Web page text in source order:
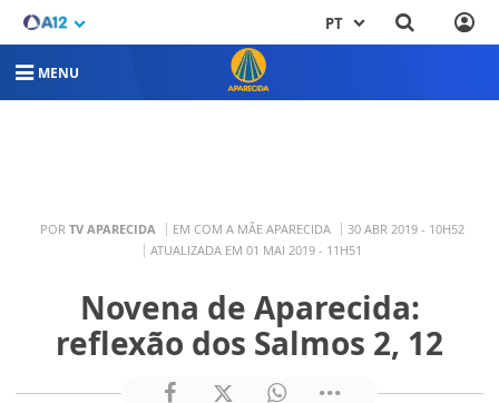
PT
MENU
POR TV APARECIDA EM COM A MÃE APARECIDA
30 ABR 2019 - 10H52
ATUALIZADA EM 01 MAI 2019 - 11H51
Novena de Aparecida:
reflexão dos Salmos 2, 12